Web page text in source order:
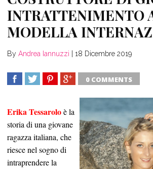
INTRATTENIMENTO
MODELLA
By Andrea Iannuzzi 18 Dicembre 2019
0 COMMENTS
Erika Tessaroloè la
storia di una giovane
ragazza italiana, che
riesce nel sogno di
intraprendere la